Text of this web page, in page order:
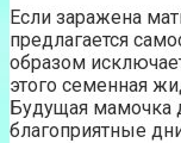
Если заражена
предлагается
образом
этого семенная
Будущая мамочка
благоприятные